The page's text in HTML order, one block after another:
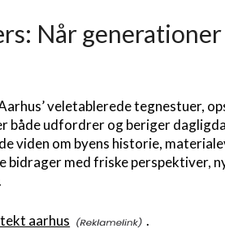
Når generationer
veletablerede tegnestuer,
både udfordrer og beriger
viden om byens historie,
bidrager med friske perspektiver,
aarhus .